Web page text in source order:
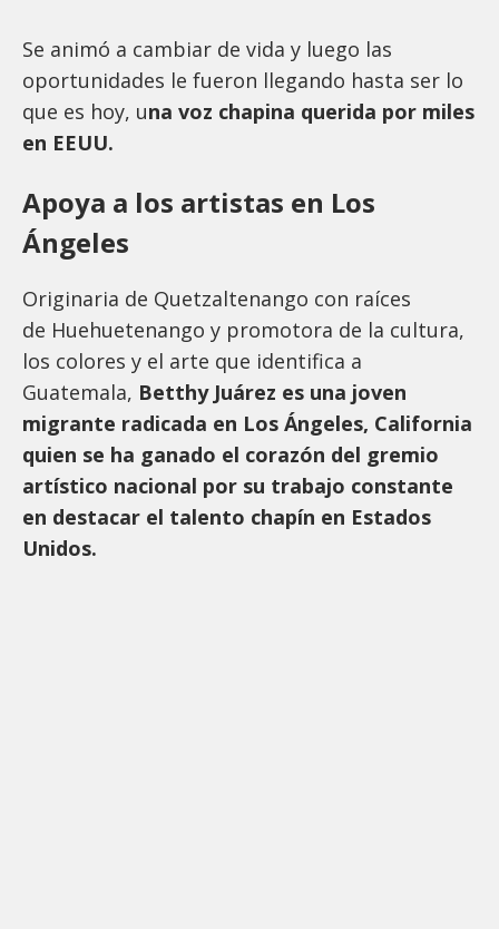
Se animó a cambiar de vida y luego las
oportunidades le fueron llegando hasta ser lo
que es hoy, una voz chapina querida por miles
en EEUU.
Apoya a los artistas en Los
Ángeles
Originaria de Quetzaltenango con raíces
de Huehuetenango y promotora de la cultura,
los colores y el arte que identifica a
Guatemala, Betthy Juárez es una joven
migrante radicada en Los Ángeles, California
quien se ha ganado el corazón del gremio
artístico nacional por su trabajo constante
en destacar el talento chapín en Estados
Unidos.